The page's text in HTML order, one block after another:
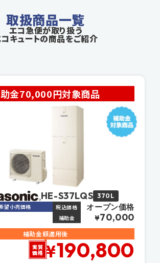
取扱商品一覧
エコ急便が取り扱う
キュートの商品をご紹介
金70,000円対象商品
HE-S37LQS 370L
望小売価格 税込価格 オープン価格
補助金 ¥70,000
補助金額適用後
実質
価格 ¥190,800